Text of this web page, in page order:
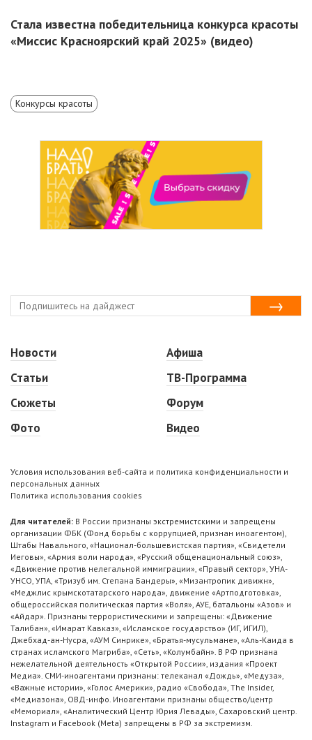
Стала известна победительница конкурса красоты
«Миссис Красноярский край 2025» (видео)
Конкурсы красоты
Новости
Статьи
Сюжеты
Фото
Афиша
ТВ-Программа
Форум
Видео
Условия использования веб-сайта и политика конфиденциальности и
персональных данных
Политика использования cookies
Для читателей: В России признаны экстремистскими и запрещены
организации ФБК (Фонд борьбы с коррупцией, признан иноагентом),
Штабы Навального, «Национал-большевистская партия», «Свидетели
Иеговы», «Армия воли народа», «Русский общенациональный союз»,
«Движение против нелегальной иммиграции», «Правый сектор», УНА-
УНСО, УПА, «Тризуб им. Степана Бандеры», «Мизантропик дивижн»,
«Меджлис крымскотатарского народа», движение «Артподготовка»,
общероссийская политическая партия «Воля», АУЕ, батальоны «Азов» и
«Айдар». Признаны террористическими и запрещены: «Движение
Талибан», «Имарат Кавказ», «Исламское государство» (ИГ, ИГИЛ),
Джебхад-ан-Нусра, «АУМ Синрике», «Братья-мусульмане», «Аль-Каида в
странах исламского Магриба», «Сеть», «Колумбайн». В РФ признана
нежелательной деятельность «Открытой России», издания «Проект
Медиа». СМИ-иноагентами признаны: телеканал «Дождь», «Медуза»,
«Важные истории», «Голос Америки», радио «Свобода», The Insider,
«Медиазона», ОВД-инфо. Иноагентами признаны общество/центр
«Мемориал», «Аналитический Центр Юрия Левады», Сахаровский центр.
Instagram и Facebook (Metа) запрещены в РФ за экстремизм.